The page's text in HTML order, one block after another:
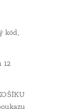
kód,
12